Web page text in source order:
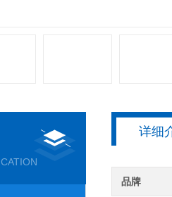
详细
品牌